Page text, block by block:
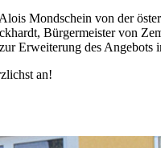
Mondschein von der
Bürgermeister von
Erweiterung des Angebots
an!